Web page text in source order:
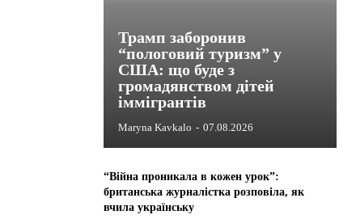
Трамп заборонив
“пологовий туризм” у
США: що буде з
громадянством дітей
іммігрантів
Maryna Kavkalo - 07.08.2026
“Війна проникала в кожен урок”:
британська журналістка розповіла, як
вчила українську